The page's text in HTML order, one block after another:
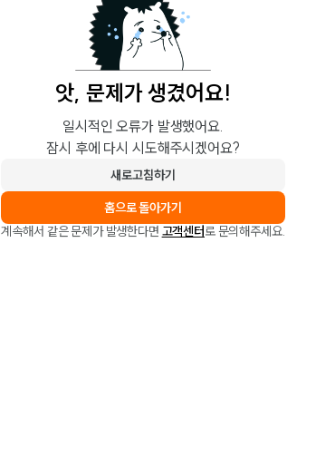
앗, 문제가 생겼어요!
일시적인 오류가 발생했어요.
잠시 후에 다시 시도해주시겠어요?
새로고침하기
홈으로 돌아가기
계속해서 같은 문제가 발생한다면 고객센터로 문의해주세요.